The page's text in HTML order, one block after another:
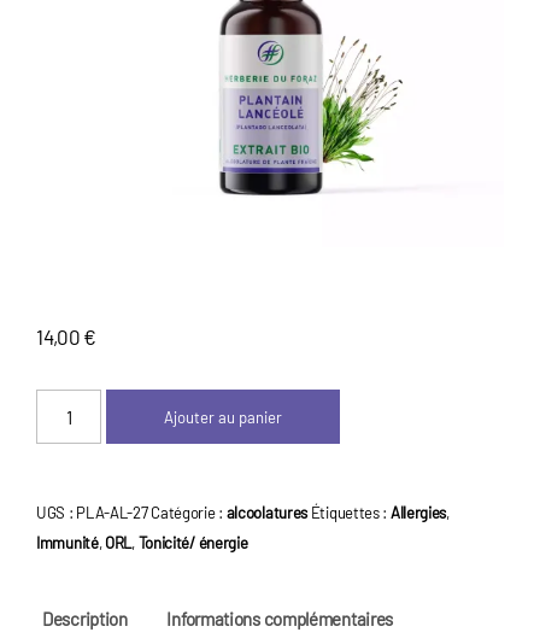
14,00 €
Plantain
lancéolé
Ajouter au panier
UGS : PLA-AL-27 Catégorie : alcoolatures Étiquettes : Allergies,
Immunité,ORL,Tonicité/ énergie
Description Informations complémentaires